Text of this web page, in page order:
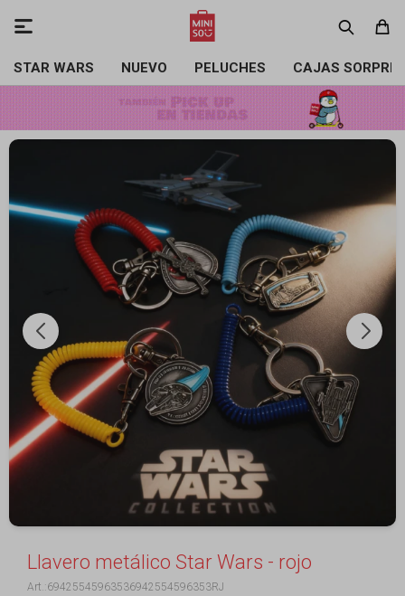
STAR WARS NUEVO PELUCHES CAJAS

Llavero metálico Star Wars - rojo
69425545963536942554596353RJ